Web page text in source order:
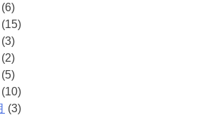
(6)
(15)
(3)
(2)
(5)
(10)
(3)